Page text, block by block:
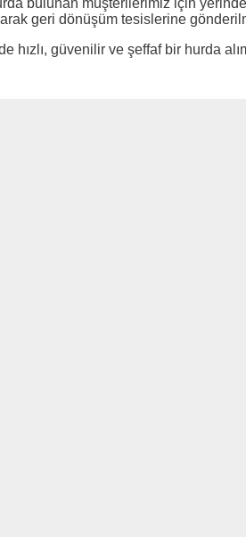
bulunan müşterilerimiz için
geri dönüşüm tesislerine
hızlı, güvenilir ve şeffaf bir hurda